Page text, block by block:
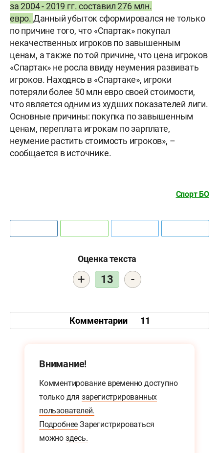
за 2004 - 2019 гг. составил 276 млн.
евро. Данный убыток сформировался не только
по причине того, что «Спартак» покупал
некачественных игроков по завышенным
ценам, а также по той причине, что цена игроков
«Спартак» не росла ввиду неумения развивать
игроков. Находясь в «Спартаке», игроки
потеряли более 50 млн евро своей стоимости,
что является одним из худших показателей лиги.
Основные причины: покупка по завышенным
ценам, переплата игрокам по зарплате,
неумение растить стоимость игроков», –
сообщается в источнике.
Спорт БО
Оценка текста
+ 13 -
Комментарии 11
Внимание!
Комментирование временно доступно
только для зарегистрированных
пользователей.
Подробнее Зарегистрироваться
можно здесь.